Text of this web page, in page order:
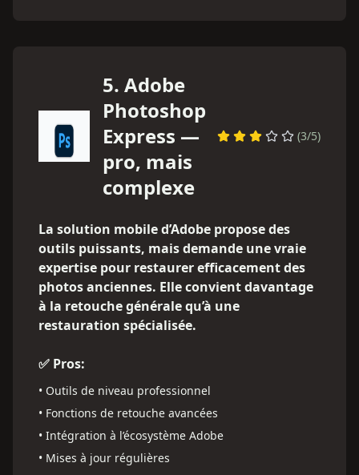
5. Adobe
Photoshop
Express —
pro, mais
complexe
(3/5)
La solution mobile d’Adobe propose des
outils puissants, mais demande une vraie
expertise pour restaurer efficacement des
photos anciennes. Elle convient davantage
à la retouche générale qu’à une
restauration spécialisée.
✅ Pros:
• Outils de niveau professionnel
• Fonctions de retouche avancées
• Intégration à l’écosystème Adobe
• Mises à jour régulières